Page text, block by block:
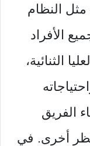
مثل النظام
الأفراد
الثنائية،
الفريق
أخرى. في